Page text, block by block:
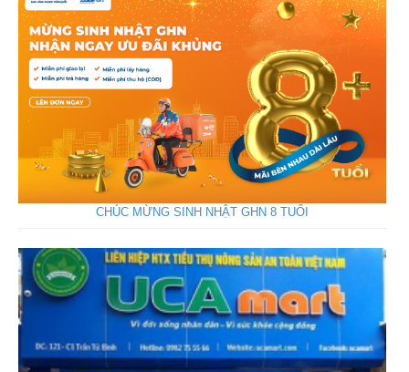
CHÚC MỪNG SINH NHẬT GHN 8 TUỔI